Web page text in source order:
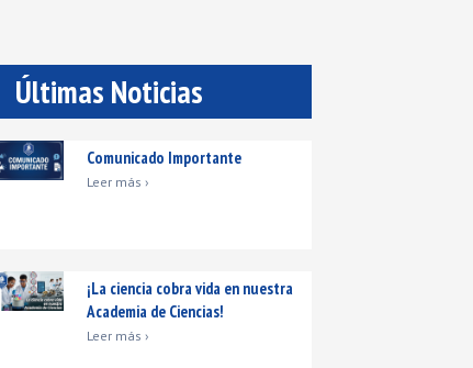
Últimas Noticias
Comunicado Importante
Leer más ›
¡La ciencia cobra vida en nuestra
Academia de Ciencias!
Leer más ›